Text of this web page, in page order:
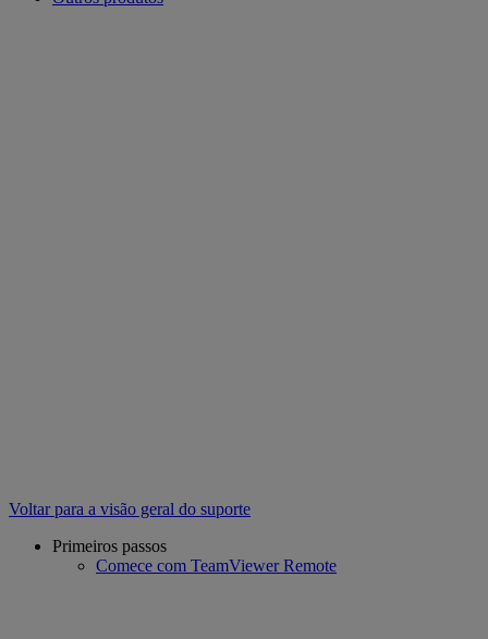
Voltar para a visão geral do suporte
Primeiros passos
Comece com TeamViewer Remote